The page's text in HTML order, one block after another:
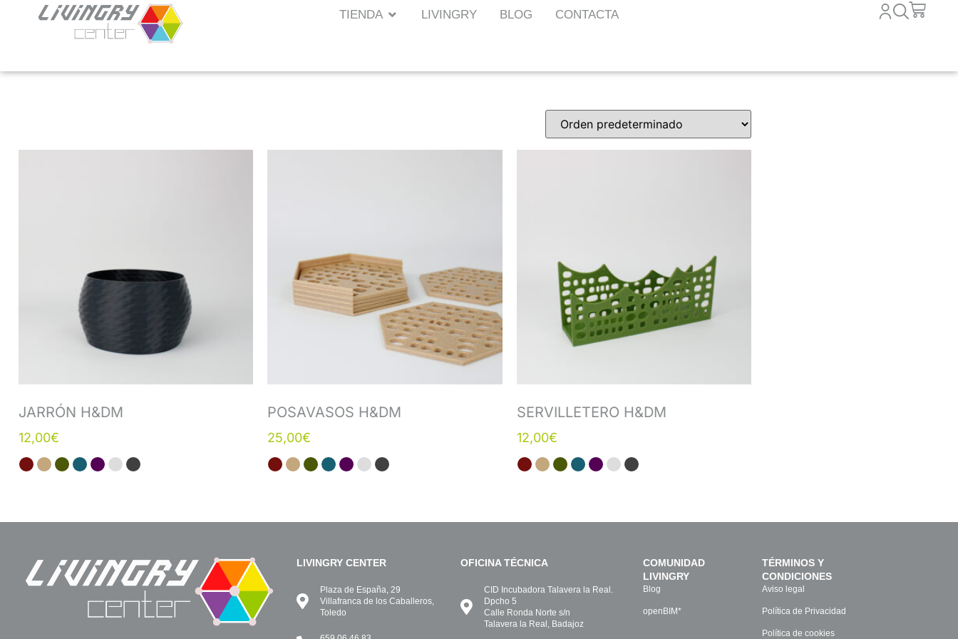
TIENDA LIVINGRY BLOG CONTACTA
JARRÓN H&DM
12,00€
POSAVASOS H&DM
25,00€
SERVILLETERO H&DM
12,00€
LIVINGRY CENTER
Plaza de España, 29
Villafranca de los Caballeros,
Toledo
OFICINA TÉCNICA
CID Incubadora Talavera la Real.
Dpcho 5
Calle Ronda Norte s/n
Talavera la Real, Badajoz
COMUNIDAD
LIVINGRY
Blog
openBIM*
TÉRMINOS Y
CONDICIONES
Aviso legal
Política de Privacidad
Política de cookies